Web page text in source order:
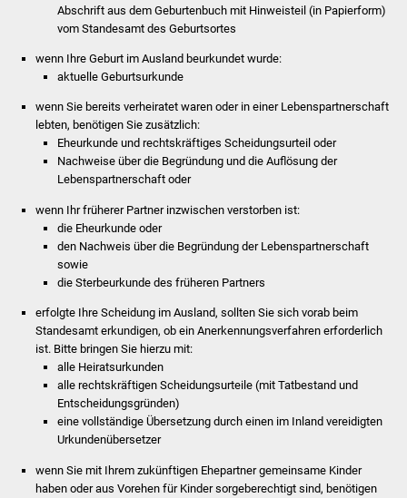
Abfall und Entsorgung
Kultur & Freizeit
Veranstaltungen
Stadtfest
Stadtbücherei
Zehntscheuer
Kulturhalle
Abschrift aus dem Geburtenbuch mit Hinweisteil (in Papierform)
vom Standesamt des Geburtsortes
wenn Ihre Geburt im Ausland beurkundet wurde:
​​​​​aktuelle Geburtsurkunde
wenn Sie bereits verheiratet waren oder in einer Lebenspartnerschaft
lebten, benötigen Sie zusätzlich:
Eheurkunde und rechtskräftiges Scheidungsurteil oder
Nachweise über die Begründung und die Auflösung der
Lebenspartnerschaft oder
wenn Ihr früherer Partner inzwischen verstorben ist:
die Eheurkunde oder
den Nachweis über die Begründung der Lebenspartnerschaft
sowie
die Sterbeurkunde des früheren Partners
erfolgte Ihre Scheidung im Ausland, sollten Sie sich vorab beim
Standesamt erkundigen, ob ein Anerkennungsverfahren erforderlich
ist. Bitte bringen Sie hierzu mit:
alle Heiratsurkunden
alle rechtskräftigen Scheidungsurteile (mit Tatbestand und
Entscheidungsgründen)
eine vollständige Übersetzung durch einen im Inland vereidigten
Urkundenübersetzer
wenn Sie mit Ihrem zukünftigen Ehepartner gemeinsame Kinder
haben oder aus Vorehen für Kinder sorgeberechtigt sind, benötigen